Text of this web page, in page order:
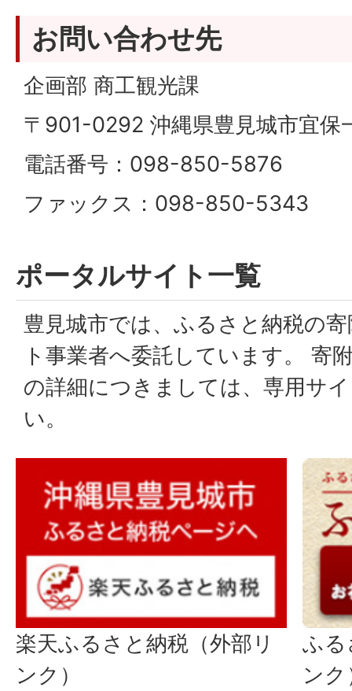
お問い合わせ先
企画部 商工観光課
〒901-0292 沖縄県豊見城市宜保
電話番号：098-850-5876
ファックス：098-850-5343
ポータルサイト一覧
豊見城市では、ふるさと納税の
ト事業者へ委託しています。 寄
の詳細につきましては、専用サ
い。
楽天ふるさと納税（外部リ
ンク）
ふる
ンク